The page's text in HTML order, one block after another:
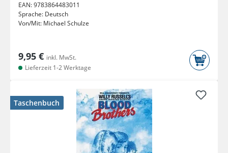
EAN:9783864483011
Sprache: Deutsch
Von/Mit: Michael Schulze
9,95 € inkl. MwSt.
Lieferzeit 1-2 Werktage
Taschenbuch